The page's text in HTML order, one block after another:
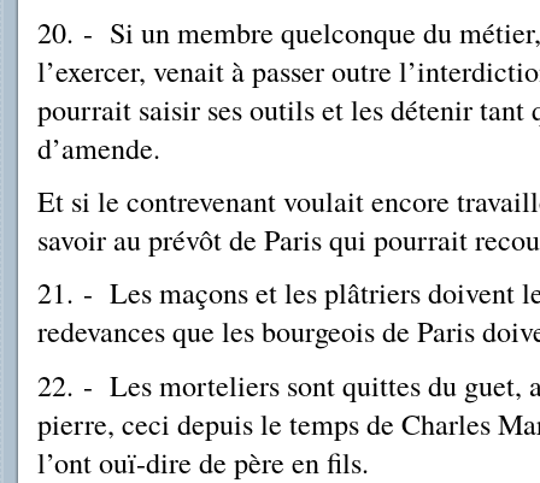
20. - Si un membre quelconque du
l’exercer, venait à passer outre
pourrait saisir ses outils et les détenir tant
d’amende.
Et si le contrevenant voulait encore
savoir au prévôt de Paris qui pourrait
21. - Les maçons et les plâtriers doivent
redevances que les bourgeois de Paris
22. - Les morteliers sont quittes du guet,
pierre, ceci depuis le temps de Charles
l’ont ouï-dire de père en fils.